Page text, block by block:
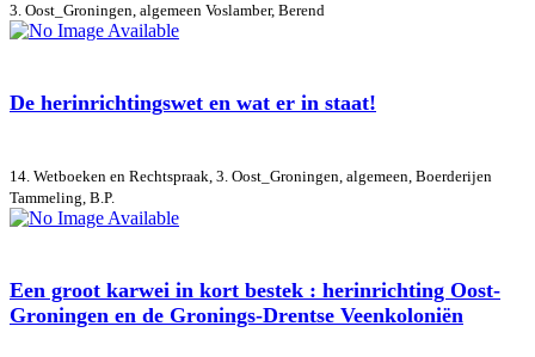
3. Oost_Groningen, algemeen Voslamber, Berend
De herinrichtingswet en wat er in staat!
14. Wetboeken en Rechtspraak, 3. Oost_Groningen, algemeen, Boerderijen
Tammeling, B.P.
Een groot karwei in kort bestek : herinrichting Oost-
Groningen en de Gronings-Drentse Veenkoloniën